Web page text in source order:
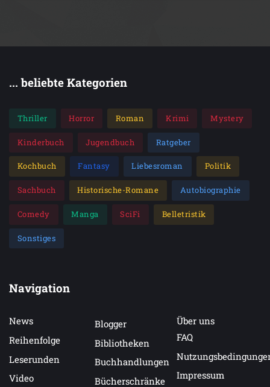
... beliebte Kategorien
Thriller Horror Roman Krimi Mystery
Kinderbuch Jugendbuch Ratgeber
Kochbuch Fantasy Liebesroman Politik
Sachbuch Historische-Romane Autobiographie
Comedy Manga SciFi Belletristik
Sonstiges
Navigation
News
Reihenfolge
Leserunden
Video
Blogger
Bibliotheken
Buchhandlungen
Bücherschränke
Über uns
FAQ
Impressum